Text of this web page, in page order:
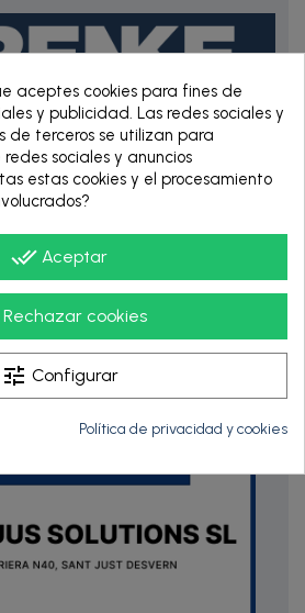
RENTING DE 12
HASTA 60 MESES
aceptes cookies para fines de
y publicidad. Las redes sociales y
de terceros se utilizan para
sociales y anuncios
estas cookies y el procesamiento
done_all Aceptar
Rechazar cookies
tune Configurar
Política de privacidad y cookies